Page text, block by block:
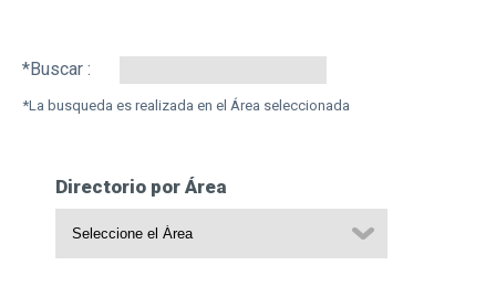
Directorio por Área